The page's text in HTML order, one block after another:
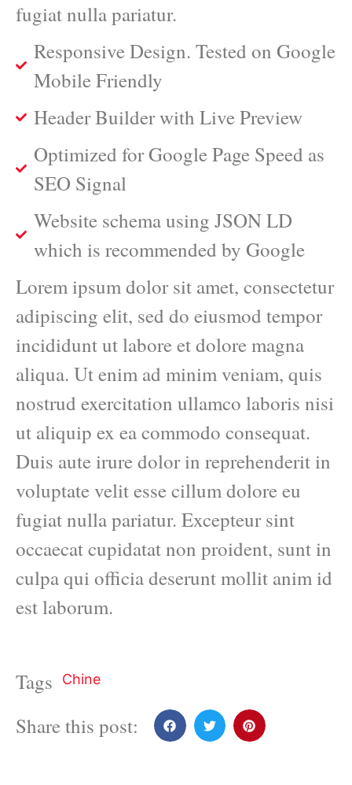
fugiat nulla pariatur.
Responsive Design. Tested on Google
Mobile Friendly
Header Builder with Live Preview
Optimized for Google Page Speed as
SEO Signal
Website schema using JSON LD
which is recommended by Google
Lorem ipsum dolor sit amet, consectetur
adipiscing elit, sed do eiusmod tempor
incididunt ut labore et dolore magna
aliqua. Ut enim ad minim veniam, quis
nostrud exercitation ullamco laboris nisi
ut aliquip ex ea commodo consequat.
Duis aute irure dolor in reprehenderit in
voluptate velit esse cillum dolore eu
fugiat nulla pariatur. Excepteur sint
occaecat cupidatat non proident, sunt in
culpa qui officia deserunt mollit anim id
est laborum.
Tags Chine
Share this post: